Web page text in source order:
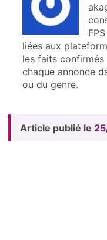
liées aux
les faits confirmés
chaque annonce
ou du genre.
Article publié le